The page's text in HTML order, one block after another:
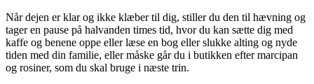
Når dejen er klar og ikke klæber til dig, stiller du den til hævning og
tager en pause på halvanden times tid, hvor du kan sætte dig med
kaffe og benene oppe eller læse en bog eller slukke alting og nyde
tiden med din familie, eller måske går du i butikken efter marcipan
og rosiner, som du skal bruge i næste trin.